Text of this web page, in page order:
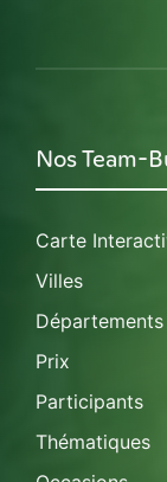
Nos Team-
Carte
Villes
Départements
Prix
Participants
Thématiques